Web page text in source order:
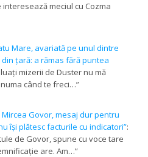
meciul cu Cozma
Mare, avariată pe unul dintre
țară: a rămas fără puntea
mizerii de Duster nu mă
când te freci…”
Govor, mesaj dur pentru
își plătesc facturile cu indicatori”:
de Govor, spune cu voce tare
are. Am…”